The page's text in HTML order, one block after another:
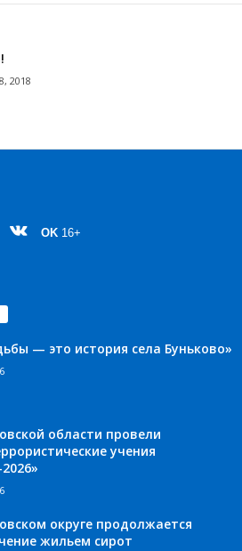
2018
OK 16+
— это история села Буньково»
области провели
учения
округе продолжается
жильем сирот